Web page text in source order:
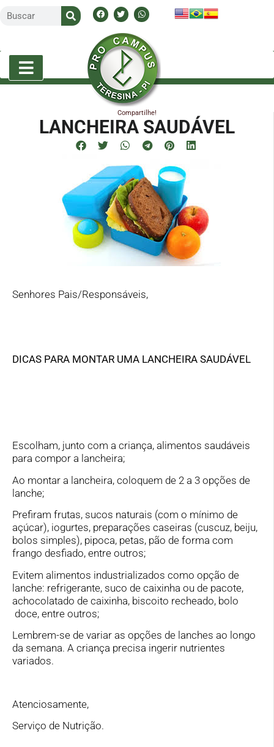
LANCHEIRA SAUDÁVEL
Compartilhe!
Senhores Pais/Responsáveis,
DICAS PARA MONTAR UMA LANCHEIRA SAUDÁVEL
Escolham, junto com a criança, alimentos saudáveis
para compor a lancheira;
Ao montar a lancheira, coloquem de 2 a 3 opções de
lanche;
Prefiram frutas, sucos naturais (com o mínimo de
açúcar), iogurtes, preparações caseiras (cuscuz, beiju,
bolos simples), pipoca, petas, pão de forma com
frango desfiado, entre outros;
Evitem alimentos industrializados como opção de
lanche: refrigerante, suco de caixinha ou de pacote,
achocolatado de caixinha, biscoito recheado, bolo
doce, entre outros;
Lembrem-se de variar as opções de lanches ao longo
da semana. A criança precisa ingerir nutrientes
variados.
Atenciosamente,
Serviço de Nutrição.